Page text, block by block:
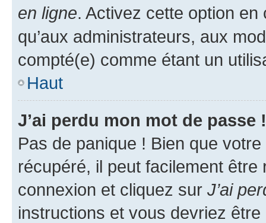
en ligne. Activez cette option
qu’aux administrateurs, aux
compté(e) comme étant un
Haut
J’ai perdu mon mot de passe !
Pas de panique ! Bien que
récupéré, il peut facilement
connexion et cliquez sur J’ai
instructions et vous devriez